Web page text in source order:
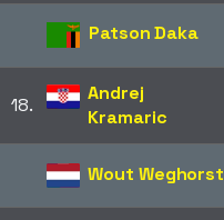
Patson Daka
18.
Andrej
Kramaric
Wout Weghorst